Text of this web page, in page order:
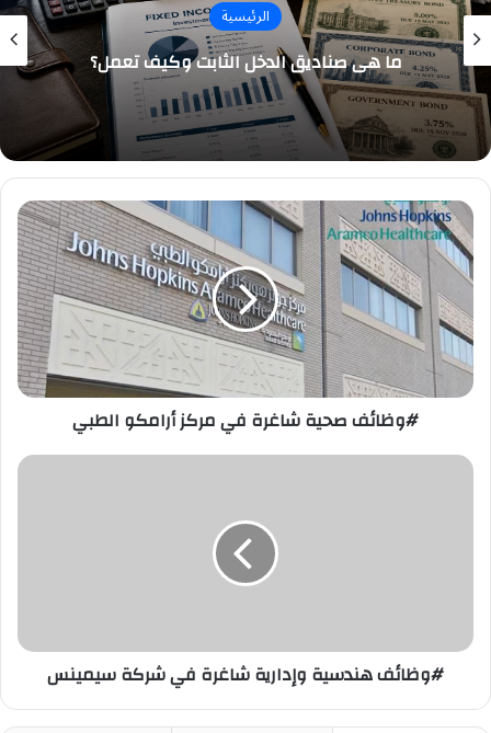
الرئيسية
ما هي صناديق الدخل الثابت وكيف تعمل؟
#وظائف
صحية
شاغرة
في
مركز
أرامكو
الطبي
#وظائف صحية شاغرة في مركز أرامكو الطبي
#وظائف
#وظائف هندسية وإدارية شاغرة في شركة سيمينس